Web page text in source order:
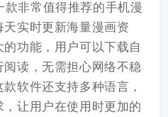
款非常值得推荐的手机漫
实时更新海量漫画资
功能，用户可以下载自
读，无需担心网络不稳
软件还支持多种语言，
让用户在使用时更加的